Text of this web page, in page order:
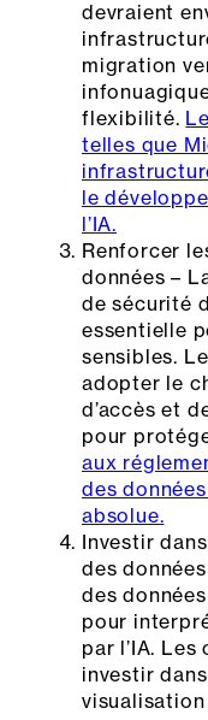
devraient
migration
flexibilité.
telles que
le
l’IA.
Renforcer
données –
de sécurité
essentielle
sensibles.
adopter le
d’accès et
pour
aux
des
absolue.
Investir
des
des
pour
par l’IA.
investir
visualisation